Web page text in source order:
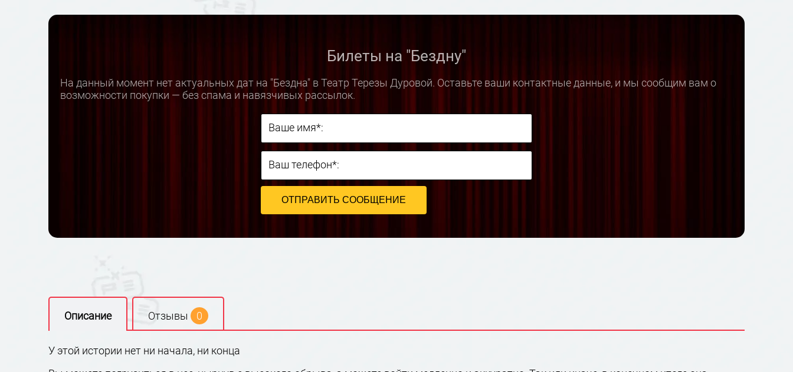
Билеты на "Бездну"
На данный момент нет актуальных дат на "Бездна" в Театр Терезы Дуровой. Оставьте ваши контактные данные, и мы сообщим вам о
возможности покупки — без спама и навязчивых рассылок.
Ваше имя*:
Ваш телефон*:
Описание Отзывы 0
У этой истории нет ни начала, ни конца